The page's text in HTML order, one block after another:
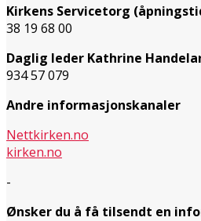
Kirkens Servicetorg
38 19 68 00
Daglig leder Kathrine
934 57 079
Andre informasjonskanaler
Nettkirken.no
kirken.no
-
Ønsker du å få tilsendt en